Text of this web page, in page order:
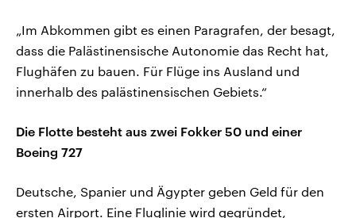
„Im Abkommen gibt es einen Paragrafen, der besagt,
dass die Palästinensische Autonomie das Recht hat,
Flughäfen zu bauen. Für Flüge ins Ausland und
innerhalb des palästinensischen Gebiets.“
Die Flotte besteht aus zwei Fokker 50 und einer
Boeing 727
Deutsche, Spanier und Ägypter geben Geld für den
ersten Airport. Eine Fluglinie wird gegründet,